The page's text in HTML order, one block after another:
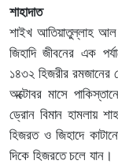
শাহাদাত
শাইখ আতিয়াতুল্লাহ আল
জিহাদি জীবনের এক
১৪৩২ হিজরীর
অক্টোবর মাসে
ড্রোন বিমান হামলায়
হিজরত ও জিহাদে
দিকে হিজরতে চলে যান।